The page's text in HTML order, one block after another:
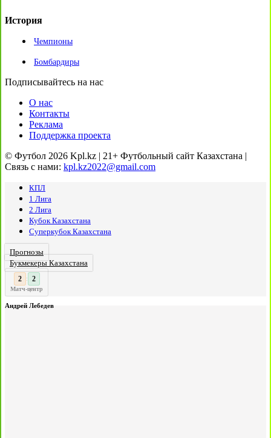
История
Чемпионы
Бомбардиры
Подписывайтесь на нас
О нас
Контакты
Реклама
Поддержка проекта
© Футбол 2026 Kpl.kz | 21+ Футбольный сайт Казахстана |
Связь с нами: kpl.kz2022@gmail.com
КПЛ
1 Лига
2 Лига
Кубок Казахстана
Суперкубок Казахстана
Прогнозы
Букмекеры Казахстана
3 : 2
Матч-центр
Андрей Лебедев